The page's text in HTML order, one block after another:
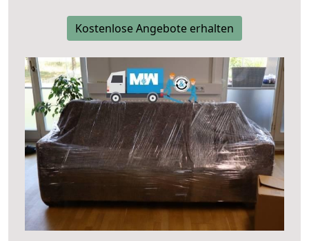
Kostenlose Angebote erhalten